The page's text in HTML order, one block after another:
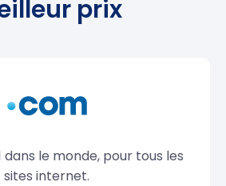
prix
dans le monde, pour tous les
sites internet.